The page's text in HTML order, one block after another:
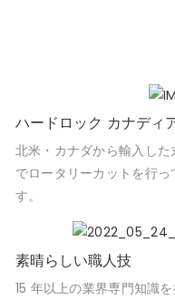
ハードロック カナディ
北米・カナダから輸入し
でロータリーカットを行
す。
素晴らしい職人技
15 年以上の業界専門知識